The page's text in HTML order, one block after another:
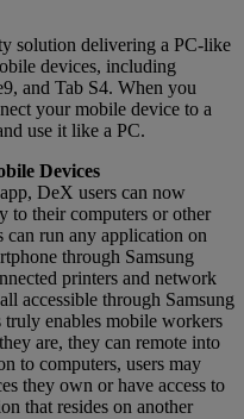
solution delivering a PC-like
devices, including
and Tab S4. When you
your mobile device to a
use it like a PC.
Devices
DeX users can now
to their computers or other
can run any application on
through Samsung
printers and network
accessible through Samsung
enables mobile workers
are, they can remote into
to computers, users may
they own or have access to
that resides on another